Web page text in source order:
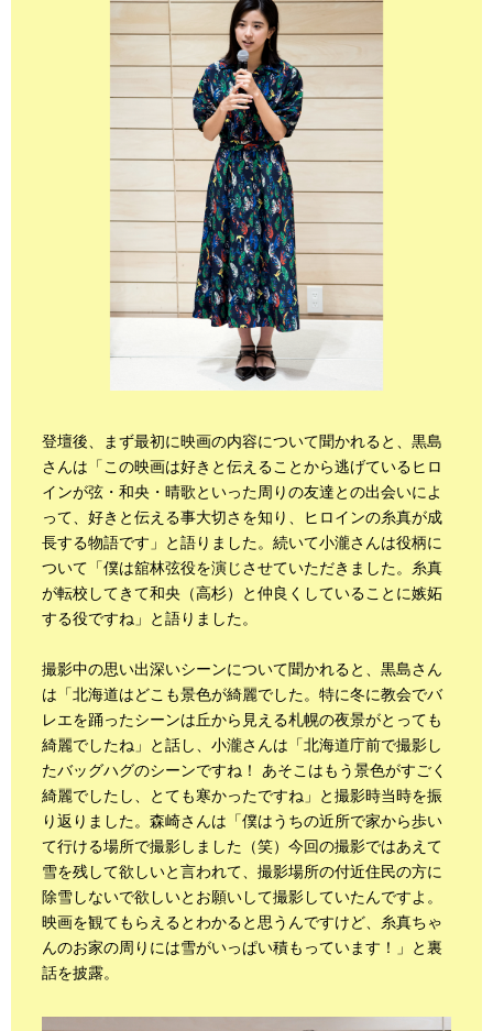
登壇後、まず最初に映画の内容について聞かれると、黒島
さんは「この映画は好きと伝えることから逃げているヒロ
インが弦・和央・晴歌といった周りの友達との出会いによ
って、好きと伝える事大切さを知り、ヒロインの糸真が成
長する物語です」と語りました。続いて小瀧さんは役柄に
ついて「僕は舘林弦役を演じさせていただきました。糸真
が転校してきて和央（高杉）と仲良くしていることに嫉妬
する役ですね」と語りました。
撮影中の思い出深いシーンについて聞かれると、黒島さん
は「北海道はどこも景色が綺麗でした。特に冬に教会でバ
レエを踊ったシーンは丘から見える札幌の夜景がとっても
綺麗でしたね」と話し、小瀧さんは「北海道庁前で撮影し
たバッグハグのシーンですね！ あそこはもう景色がすごく
綺麗でしたし、とても寒かったですね」と撮影時当時を振
り返りました。森崎さんは「僕はうちの近所で家から歩い
て行ける場所で撮影しました（笑）今回の撮影ではあえて
雪を残して欲しいと言われて、撮影場所の付近住民の方に
除雪しないで欲しいとお願いして撮影していたんですよ。
映画を観てもらえるとわかると思うんですけど、糸真ちゃ
んのお家の周りには雪がいっぱい積もっています！」と裏
話を披露。